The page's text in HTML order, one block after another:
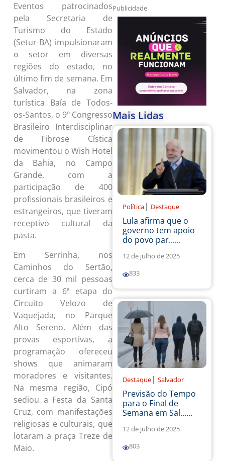
Eventos patrocinados
pela Secretaria de
Turismo do Estado
(Setur-BA) impulsionaram
o setor em diversas
regiões do estado, no
último fim de semana. Em
Salvador, na zona
turística Baía de Todos-
os-Santos, o 9º Congresso
Brasileiro Interdisciplinar
de Fibrose Cística
movimentou o Wish Hotel
da Bahia, no Campo
Grande, com a
participação de 400
profissionais brasileiros e
estrangeiros, que tiveram
receptivo cultural da
pasta.
Em Serrinha, nos
Caminhos do Sertão,
cerca de 30 mil pessoas
curtiram a 6ª etapa do
Circuito Velozo de
Vaquejada, no Parque
Alto Sereno. Além das
provas esportivas, a
programação ofereceu
shows que animaram
moradores e visitantes.
Na mesma região, Cipó
sediou a Festa da Santa
Cruz, com manifestações
religiosas e culturais, que
lotaram a praça Treze de
Maio.
Publicidade
Mais Lidas
Política | Destaque
Lula afirma que o
governo tem apoio
do povo par......
12 de julho de 2025
833
Destaque | Salvador
Previsão do Tempo
para o Final de
Semana em Sal......
12 de julho de 2025
803